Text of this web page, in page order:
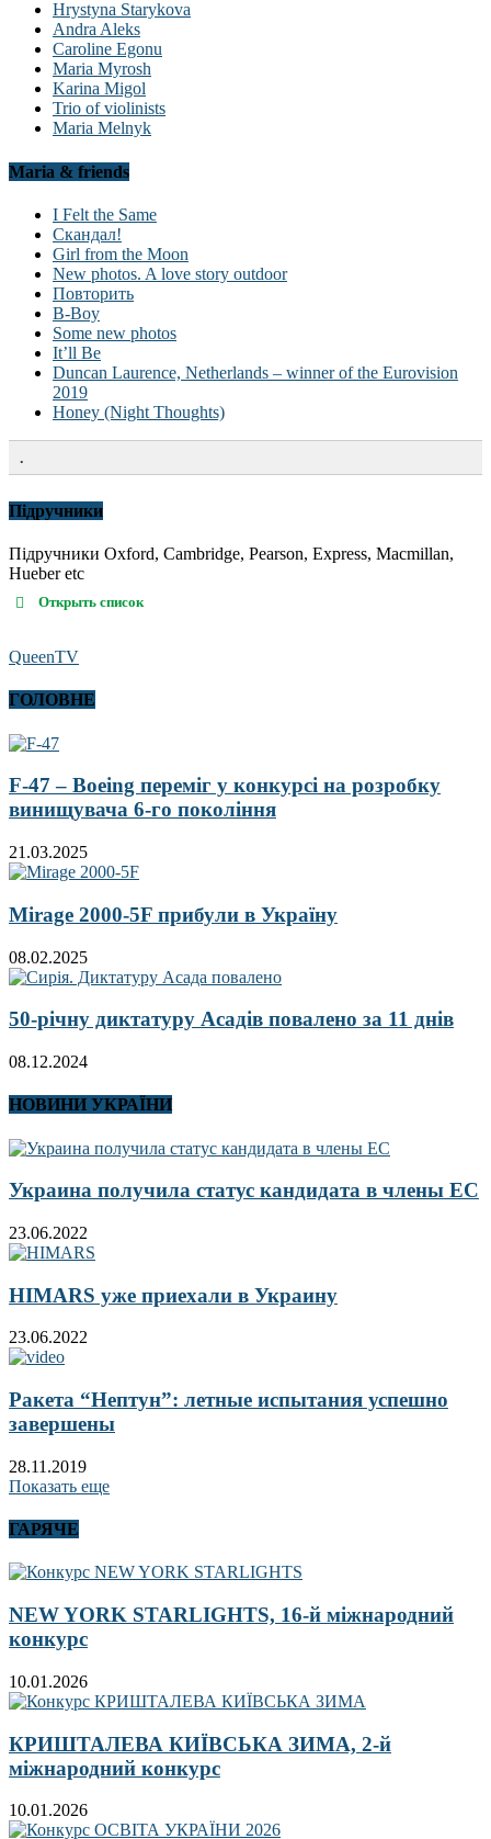
Hrystyna Starykova
Andra Aleks
Caroline Egonu
Maria Myrosh
Karina Migol
Trio of violinists
Maria Melnyk
Maria & friends
I Felt the Same
Скандал!
Girl from the Moon
New photos. A love story outdoor
Повторить
B-Boy
Some new photos
It’ll Be
Duncan Laurence, Netherlands – winner of the Eurovision
2019
Honey (Night Thoughts)
.
Підручники
Підручники Oxford, Cambridge, Pearson, Express, Macmillan,
Hueber etc
Открыть список
QueenTV
ГОЛОВНЕ
F-47 – Boeing переміг у конкурсі на розробку
винищувача 6-го покоління
21.03.2025
Mirage 2000-5F прибули в Україну
08.02.2025
50-річну диктатуру Асадів повалено за 11 днів
08.12.2024
НОВИНИ УКРАЇНИ
Украина получила статус кандидата в члены ЕС
23.06.2022
HIMARS уже приехали в Украину
23.06.2022
Ракета “Нептун”: летные испытания успешно
завершены
28.11.2019
Показать еще
ГАРЯЧЕ
NEW YORK STARLIGHTS, 16-й міжнародний
конкурс
10.01.2026
КРИШТАЛЕВА КИЇВСЬКА ЗИМА, 2-й
міжнародний конкурс
10.01.2026